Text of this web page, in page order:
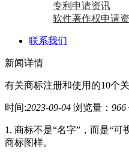
专利申请资讯
软件著作权申请
联系我们
新闻详情
有关商标注册和使用的10个
时间:2023-09-04 浏览量： 966
1. 商标不是“名字”，而是“
商标图样。